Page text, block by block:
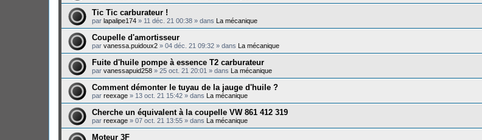
Tic Tic carburateur !
par lapalipe174 » 11 déc. 21 00:38 » dans La mécanique
Coupelle d'amortisseur
par vanessa.puidoux2 » 04 déc. 21 09:32 » dans La mécanique
Fuite d'huile pompe à essence T2 carburateur
par vanessapuid258 » 25 oct. 21 20:01 » dans La mécanique
Comment démonter le tuyau de la jauge d'huile ?
par reexage » 13 oct. 21 15:42 » dans La mécanique
Cherche un équivalent à la coupelle VW 861 412 319
par reexage » 07 oct. 21 13:55 » dans La mécanique
Moteur 3F